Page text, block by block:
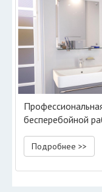
бесперебойной
Подробнее >>